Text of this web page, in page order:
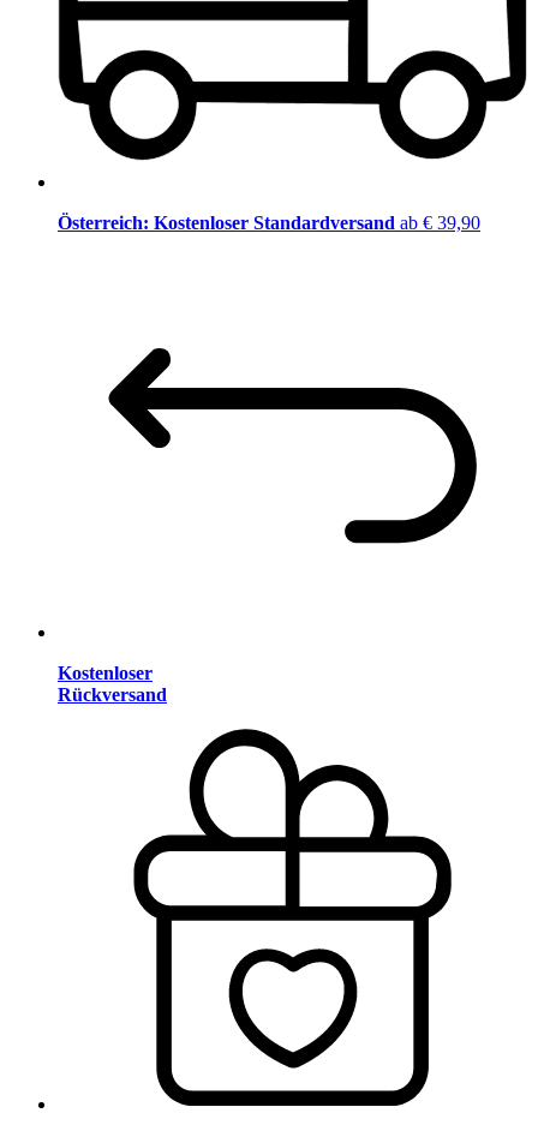
Österreich: Kostenloser Standardversand ab € 39,90
Kostenloser
Rückversand